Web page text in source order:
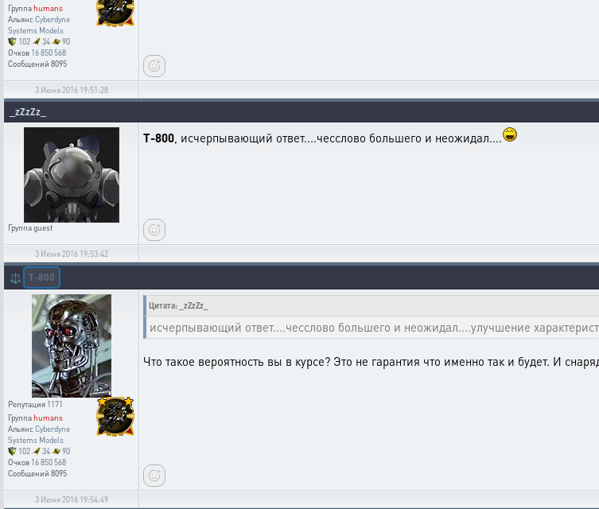
Группаhumans
АльянсCyberdyne
Systems Models
102
34
90
Очков 16 850 568
Сообщений 8095
3 Июня 2016 19:51:28
_zZzZz_
Группаguest
T-800, исчерпывающий ответ....чесслово большего и неожидал....
3 Июня 2016 19:53:42
⚖️ T-800
Репутация 1171
Группаhumans
АльянсCyberdyne
Systems Models
102
34
90
Очков 16 850 568
Сообщений 8095
Цитата: _zZzZz_
исчерпывающий ответ....чесслово большего и неожидал....улучшение
Что такое вероятность вы в курсе? Это не гарантия что именно так и будет. И
3 Июня 2016 19:54:49